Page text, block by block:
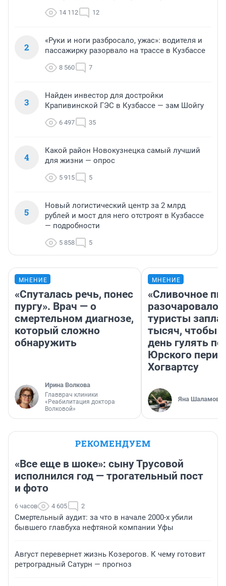
14 112 12
2
«Руки и ноги разбросало, ужас»: водителя и
пассажирку разорвало на трассе в Кузбассе
8 560 7
3
Найден инвестор для достройки
Крапивинской ГЭС в Кузбассе — зам Шойгу
6 497 35
4
Какой район Новокузнецка самый лучший
для жизни — опрос
5 915 5
5
Новый логистический центр за 2 млрд
рублей и мост для него отстроят в Кузбассе
— подробности
5 858 5
МНЕНИЕ
«Спуталась речь, понес
пургу». Врач — о
смертельном диагнозе,
который сложно
обнаружить
Ирина Волкова
Главврач клиники
«Реабилитация доктора
Волковой»
МНЕНИЕ
«Сливочное
разочаровало»:
туристы
тысяч, чтобы
день гулять по
Юрского
Хогвартсу
Яна Шаламова
РЕКОМЕНДУЕМ
«Все еще в шоке»: сыну Трусовой
исполнился год — трогательный пост
и фото
6 часов 4 605 2
Смертельный аудит: за что в начале 2000-х убили
бывшего главбуха нефтяной компании Уфы
Август перевернет жизнь Козерогов. К чему готовит
ретроградный Сатурн — прогноз